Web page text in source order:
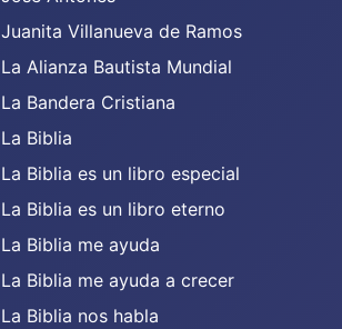
Juanita Villanueva de Ramos
La Alianza Bautista Mundial
La Bandera Cristiana
La Biblia
La Biblia es un libro especial
La Biblia es un libro eterno
La Biblia me ayuda
La Biblia me ayuda a crecer
La Biblia nos habla